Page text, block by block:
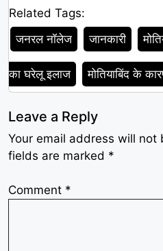
Related Tags:
Tags
जनरल नॉलेज जानकारी
का घरेलू इलाज मोतियाबिंद के
Leave a Reply
Your email address will not
fields are marked *
Comment *